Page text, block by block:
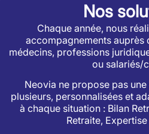
Nos
Chaque année, nous
accompagnements auprès
médecins, professions
ou salariés/
Neovia ne propose pas
plusieurs, personnalisées et
à chaque situation : Bilan
Retraite,